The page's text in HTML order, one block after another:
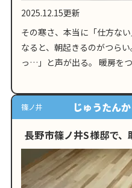
2025.12.15更新
その寒さ、本当に「仕方な
なると、朝起きるのがつら
っ…」と声が出る。 暖房を
ひんやりして、部屋全体が
古いから」「雪国だから」…
篠ノ井
じゅうたん
<br /> 床下
設置
長野市篠ノ井S様邸で
ォーム